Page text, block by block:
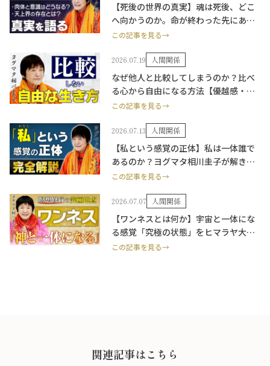
【死後の世界の真実】魂は死後、どこ
へ向かうのか。命が終わった先にある
もの。
この記事を見る→
2026.07.19 人間関係
なぜ他人と比較してしまうのか？比べ
る心から自由になる方法【優越感・劣
等感】
この記事を見る→
2026.07.13 人間関係
【私という感覚の正体】私は一体誰で
あるのか？ヨグマタ相川圭子が解き明
かします。
この記事を見る→
2026.07.07 人間関係
【ワンネスとは何か】宇宙と一体にな
る感覚「究極の状態」をヒマラヤ大聖
者が解説。
この記事を見る→
関連記事はこちら